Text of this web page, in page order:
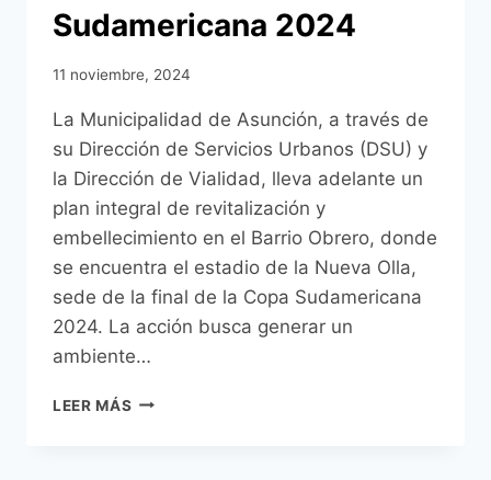
Sudamericana 2024
11 noviembre, 2024
La Municipalidad de Asunción, a través de
su Dirección de Servicios Urbanos (DSU) y
la Dirección de Vialidad, lleva adelante un
plan integral de revitalización y
embellecimiento en el Barrio Obrero, donde
se encuentra el estadio de la Nueva Olla,
sede de la final de la Copa Sudamericana
2024. La acción busca generar un
ambiente…
LEER MÁS MUNICIPALIDAD